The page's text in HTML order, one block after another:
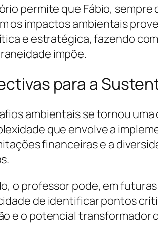
permite que Fábio,
os impactos ambientais
e estratégica, fazendo
impõe.
para a
ambientais se tornou
que envolve a
financeiras e a
o professor pode, em
de identificar pontos
e o potencial transformador